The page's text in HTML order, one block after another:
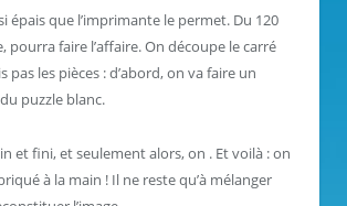
épais que l’imprimante le permet. Du 120
pourra faire l’affaire. On découpe le carré
pas les pièces : d’abord, on va faire un
puzzle blanc.
et fini, et seulement alors, on . Et voilà : on
à la main ! Il ne reste qu’à mélanger